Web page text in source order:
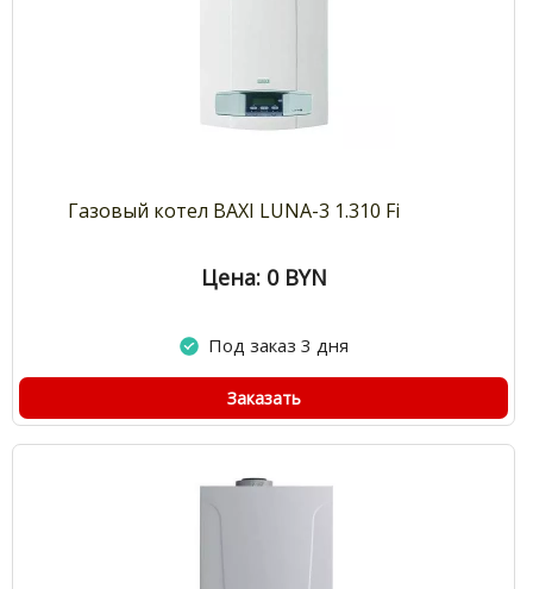
Газовый котел BAXI LUNA-3 1.310 Fi
Цена: 0 BYN
Под заказ 3 дня
Заказать